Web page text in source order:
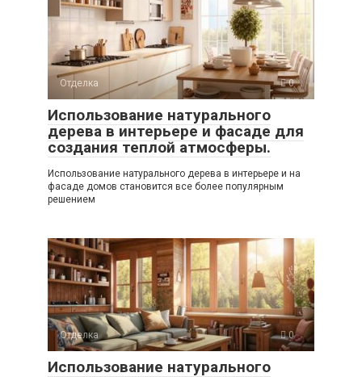
Отделка 0
Использование натурального
дерева в интерьере и фасаде для
создания теплой атмосферы.
Использование натурального дерева в интерьере и на
фасаде домов становится все более популярным
решением
Отделка 0
Использование натурального